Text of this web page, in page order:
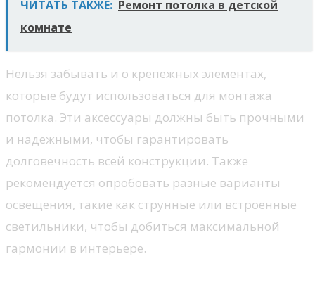
ЧИТАТЬ ТАКЖЕ: Ремонт потолка в детской
комнате
Нельзя забывать и о крепежных элементах,
которые будут использоваться для монтажа
потолка. Эти аксессуары должны быть прочными
и надежными, чтобы гарантировать
долговечность всей конструкции. Также
рекомендуется опробовать разные варианты
освещения, такие как струнные или встроенные
светильники, чтобы добиться максимальной
гармонии в интерьере.